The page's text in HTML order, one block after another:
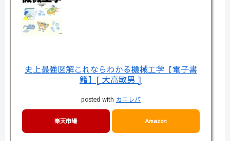
史上最強図解これならわかる機械工学【電子書
籍】[ 大高敏男 ]
posted with カエレバ
楽天市場 Amazon